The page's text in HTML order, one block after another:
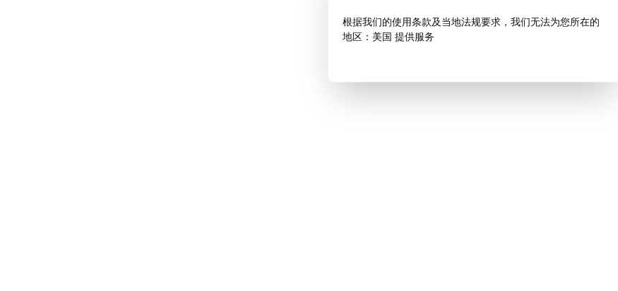
根据我们的使用条款及当地法规要求，我们无法为您所在的
地区：美国 提供服务